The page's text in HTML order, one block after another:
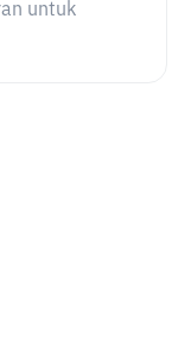
untuk